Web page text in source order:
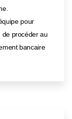
pour
de procéder au
bancaire